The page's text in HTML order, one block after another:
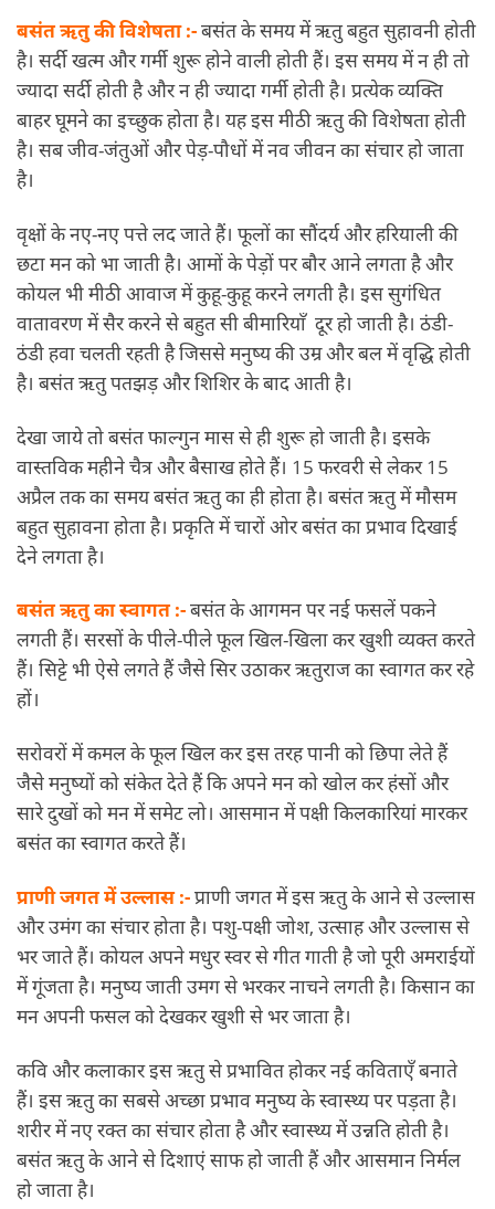
बसंत ऋतु की विशेषता :-बसंत के समय में ऋतु बहुत सुहावनी होती
है। सर्दी खत्म और गर्मी शुरू होने वाली होती हैं। इस समय में न ही तो
ज्यादा सर्दी होती है और न ही ज्यादा गर्मी होती है। प्रत्येक व्यक्ति
बाहर घूमने का इच्छुक होता है। यह इस मीठी ऋतु की विशेषता होती
है। सब जीव-जंतुओं और पेड़-पौधों में नव जीवन का संचार हो जाता
है।
वृक्षों के नए-नए पत्ते लद जाते हैं। फूलों का सौंदर्य और हरियाली की
छटा मन को भा जाती है। आमों के पेड़ों पर बौर आने लगता है और
कोयल भी मीठी आवाज में कुहू-कुहू करने लगती है। इस सुगंधित
वातावरण में सैर करने से बहुत सी बीमारियाँ दूर हो जाती है। ठंडी-
ठंडी हवा चलती रहती है जिससे मनुष्य की उम्र और बल में वृद्धि होती
है। बसंत ऋतु पतझड़ और शिशिर के बाद आती है।
देखा जाये तो बसंत फाल्गुन मास से ही शुरू हो जाती है। इसके
वास्तविक महीने चैत्र और बैसाख होते हैं। 15 फरवरी से लेकर 15
अप्रैल तक का समय बसंत ऋतु का ही होता है। बसंत ऋतु में मौसम
बहुत सुहावना होता है। प्रकृति में चारों ओर बसंत का प्रभाव दिखाई
देने लगता है।
बसंत ऋतु का स्वागत :-बसंत के आगमन पर नई फसलें पकने
लगती हैं। सरसों के पीले-पीले फूल खिल-खिला कर खुशी व्यक्त करते
हैं। सिट्टे भी ऐसे लगते हैं जैसे सिर उठाकर ऋतुराज का स्वागत कर रहे
हों।
सरोवरों में कमल के फूल खिल कर इस तरह पानी को छिपा लेते हैं
जैसे मनुष्यों को संकेत देते हैं कि अपने मन को खोल कर हंसों और
सारे दुखों को मन में समेट लो। आसमान में पक्षी किलकारियां मारकर
बसंत का स्वागत करते हैं।
प्राणी जगत में उल्लास :-प्राणी जगत में इस ऋतु के आने से उल्लास
और उमंग का संचार होता है। पशु-पक्षी जोश, उत्साह और उल्लास से
भर जाते हैं। कोयल अपने मधुर स्वर से गीत गाती है जो पूरी अमराईयों
में गूंजता है। मनुष्य जाती उमग से भरकर नाचने लगती है। किसान का
मन अपनी फसल को देखकर खुशी से भर जाता है।
कवि और कलाकार इस ऋतु से प्रभावित होकर नई कविताएँ बनाते
हैं। इस ऋतु का सबसे अच्छा प्रभाव मनुष्य के स्वास्थ्य पर पड़ता है।
शरीर में नए रक्त का संचार होता है और स्वास्थ्य में उन्नति होती है।
बसंत ऋतु के आने से दिशाएं साफ हो जाती हैं और आसमान निर्मल
हो जाता है।